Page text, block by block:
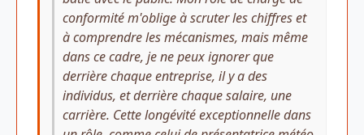
conformité m'oblige à scruter les chiffres et
à comprendre les mécanismes, mais même
dans ce cadre, je ne peux ignorer que
derrière chaque entreprise, il y a des
individus, et derrière chaque salaire, une
carrière. Cette longévité exceptionnelle dans